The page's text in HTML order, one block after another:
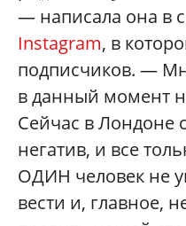
— написала она в
Instagram, в
подписчиков. —
в данный момент
Сейчас в Лондоне
негатив, и все
ОДИН человек не
вести и, главное,